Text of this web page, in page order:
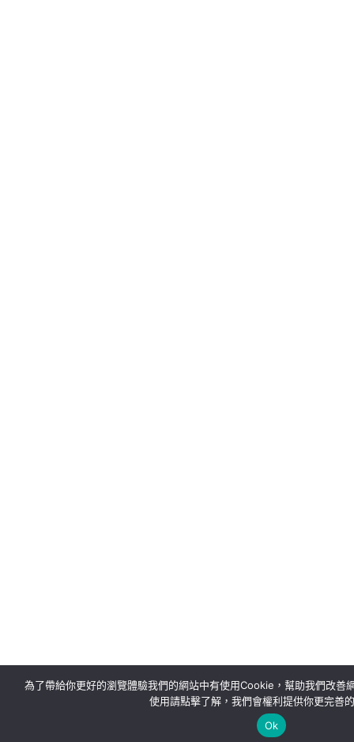
為了帶給你更好的瀏覽體驗我們的網站中有使用Cookie，幫助我們改善
使用請點擊了解，我們會權利提供你更完善
Ok